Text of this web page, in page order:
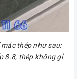
thép như sau:
8.8, thép không gỉ